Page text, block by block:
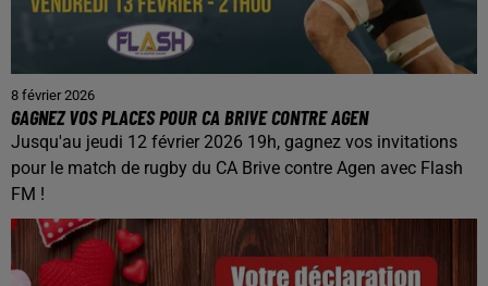
8 février 2026
GAGNEZ VOS PLACES POUR CA BRIVE CONTRE AGEN
Jusqu'au jeudi 12 février 2026 19h, gagnez vos invitations
pour le match de rugby du CA Brive contre Agen avec Flash
FM !